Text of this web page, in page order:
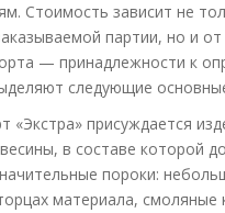
Стоимость зависит не
партии, но и
— принадлежности к
следующие
«Экстра» присуждается
в составе которой
пороки:
материала, смоляные